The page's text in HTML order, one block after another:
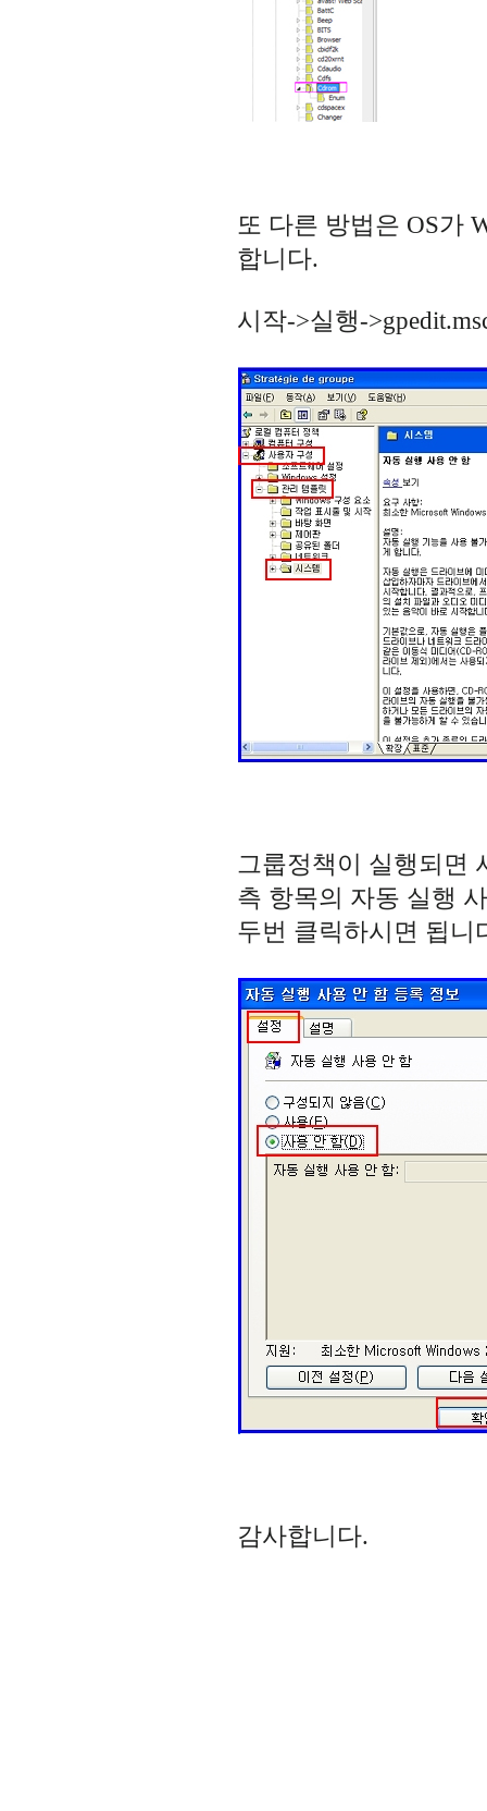
또 다른 방법은 OS가
합니다.
시작->실행-
그룹정책이 실행되면
측 항목의 자동 실행
두번 클릭하시면 됩니
감사합니다.